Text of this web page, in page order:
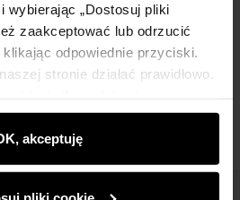
wybierając „Dostosuj pliki
zaakceptować lub odrzucić
odpowiednie przyciski.
stronie działać prawidłowo.
do ich preferencji treści,
reklamowe informujące o
w e-sklepie. Informacje o tym,
akceptuję